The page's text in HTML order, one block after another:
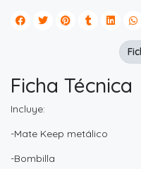
Ficha Técnica
Incluye:
-Mate Keep metálico
-Bombilla